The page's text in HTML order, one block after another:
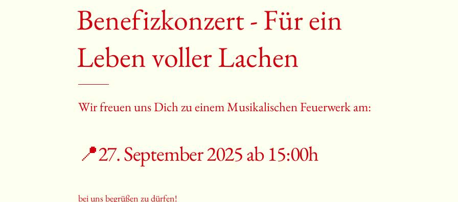
Benefizkonzert - Für ein
Leben voller Lachen
Wir freuen uns Dich zu einem Musikalischen Feuerwerk am:
📍27. September 2025 ab 15:00h
bei uns begrüßen zu dürfen!